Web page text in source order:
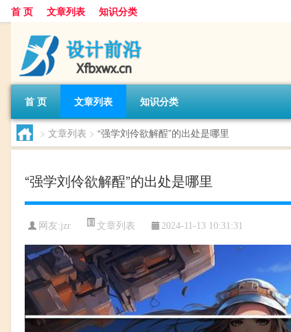
首 页 文章列表 知识分类
首 页 文章列表 知识分类
> 文章列表 > “强学刘伶欲解酲”的出处是哪里
“强学刘伶欲解酲”的出处是哪里
网友:jzr 文章列表 2024-11-13 10:31:31